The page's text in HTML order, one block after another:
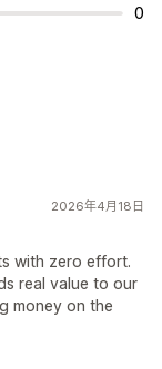
0
2026年4月18日
with zero effort.
real value to our
money on the